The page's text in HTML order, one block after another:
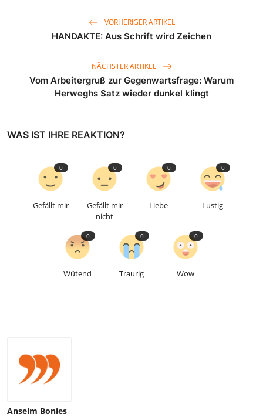
VORHERIGER ARTIKEL
HANDAKTE: Aus Schrift wird Zeichen
NÄCHSTER ARTIKEL
Vom Arbeitergruß zur Gegenwartsfrage: Warum
Herweghs Satz wieder dunkel klingt
WAS IST IHRE REAKTION?
Gefällt mir
0
Gefällt mir
nicht
0
Liebe
0
Lustig
0
Wütend
0
Traurig
0
Wow
0
Anselm Bonies